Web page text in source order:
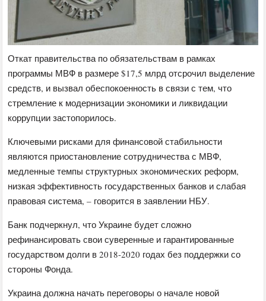
Откат правительства по обязательствам в рамках
программы МВФ в размере $17,5 млрд отсрочил выделение
средств, и вызвал обеспокоенность в связи с тем, что
стремление к модернизации экономики и ликвидации
коррупции застопорилось.
Ключевыми рисками для финансовой стабильности
являются приостановление сотрудничества с МВФ,
медленные темпы структурных экономических реформ,
низкая эффективность государственных банков и слабая
правовая система, – говорится в заявлении НБУ.
Банк подчеркнул, что Украине будет сложно
рефинансировать свои суверенные и гарантированные
государством долги в 2018-2020 годах без поддержки со
стороны Фонда.
Украина должна начать переговоры о начале новой